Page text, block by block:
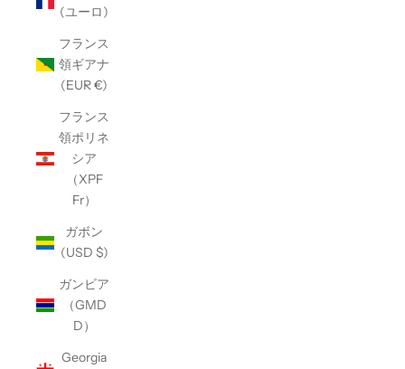
(ユーロ)
フランス
領ギアナ
(EUR €)
フランス
領ポリネ
シア
（XPF
Fr）
ガボン
(USD $)
ガンビア
（GMD
D）
Georgia